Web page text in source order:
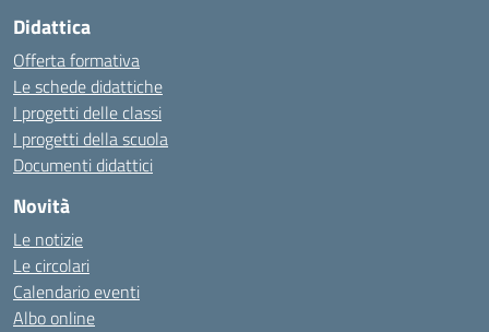
Didattica
Offerta formativa
Le schede didattiche
I progetti delle classi
I progetti della scuola
Documenti didattici
Novità
Le notizie
Le circolari
Calendario eventi
Albo online